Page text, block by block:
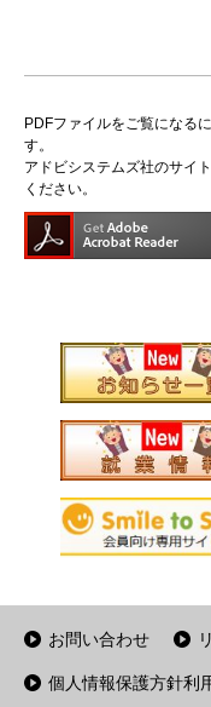
PDFファイルをご覧になる
す。
アドビシステムズ社のサイ
ください。
お問い合わせ
個人情報保護方針利